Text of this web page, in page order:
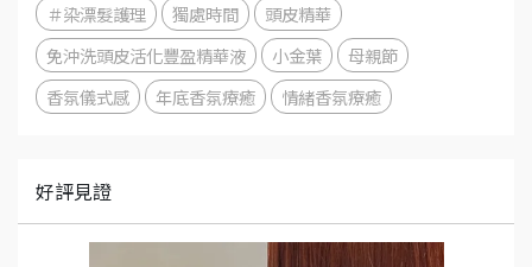
＃染漂髮護理
獨處時間
頭皮精華
免沖洗頭皮活化豐盈精華液
小金葉
母親節
香氛儀式感
年底香氛療癒 情緒香氛療癒
好評見證